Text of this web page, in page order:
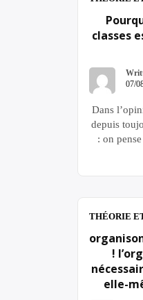
classes
07/
Dans
depuis
: on
toutes les
parvenir à
les
THÉORIE
!
elle-